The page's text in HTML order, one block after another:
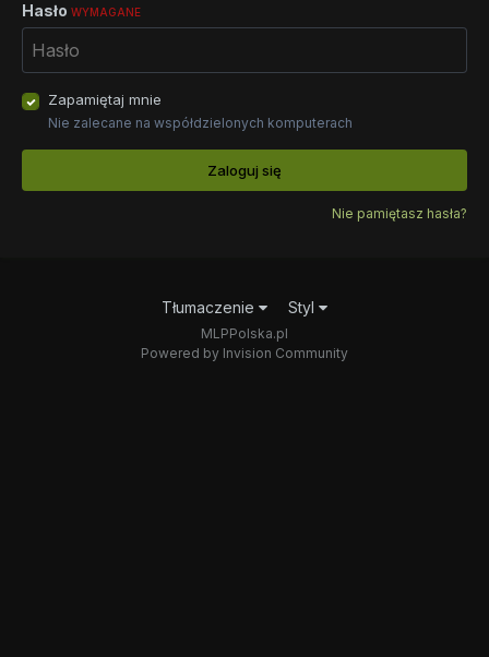
Hasło WYMAGANE
Zapamiętaj mnie
Nie zalecane na współdzielonych komputerach
Zaloguj się
Nie pamiętasz hasła?
Tłumaczenie Styl
MLPPolska.pl
Powered by Invision Community